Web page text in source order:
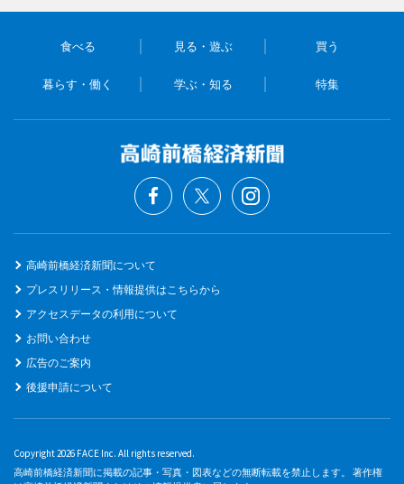
食べる 見る・遊ぶ 買う
暮らす・働く 学ぶ・知る 特集
高崎前橋経済新聞について
プレスリリース・情報提供はこちらから
アクセスデータの利用について
お問い合わせ
広告のご案内
後援申請について
Copyright 2026 FACE Inc. All rights reserved.
高崎前橋経済新聞に掲載の記事・写真・図表などの無断転載を禁止します。 著作権